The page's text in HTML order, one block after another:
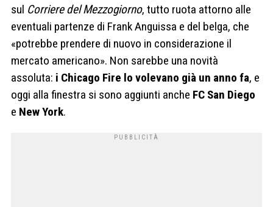
sul Corriere del Mezzogiorno, tutto ruota attorno alle
eventuali partenze di Frank Anguissa e del belga, che
«potrebbe prendere di nuovo in considerazione il
mercato americano». Non sarebbe una novità
assoluta: i Chicago Fire lo volevano già un anno fa, e
oggi alla finestra si sono aggiunti anche FC San Diego
e New York.